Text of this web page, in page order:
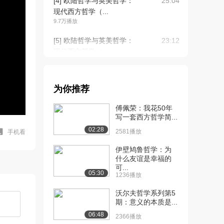
手机看
现代西方哲学（...
9.7万播放
[5] 欧陆哲学与英美哲学：
23:12
现代西方哲学（...
[7] 欧陆哲学与英美哲学：
现代西方哲学（...
24:13
[8] 欧陆哲学与英美哲学：
现代西方哲学（...
23:10
[9] 欧陆哲学与英美哲学：
现代西方哲学（...
6.3万播放
24:03
为你推荐
02:28
傅佩荣：我花50年
写一套西方哲学简...
2581播放
05:30
伊壁鸠鲁哲学：为
什么友谊是幸福的
可...
1236播放
06:48
沃尔夫哲学系列第5
期：意义的本质是...
2366播放